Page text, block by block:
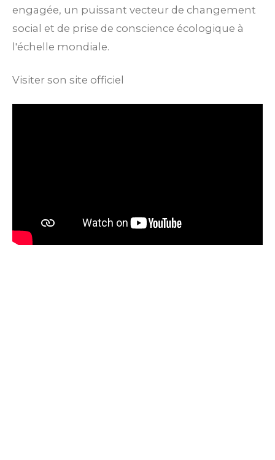
engagée, un puissant vecteur de changement
social et de prise de conscience écologique à
l'échelle mondiale.
Visiter son site officiel